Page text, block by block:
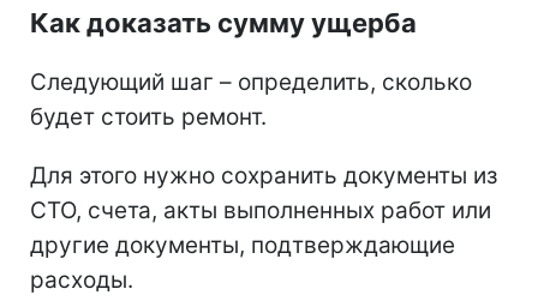
Как доказать сумму ущерба
Следующий шаг – определить, сколько
будет стоить ремонт.
Для этого нужно сохранить документы из
СТО, счета, акты выполненных работ или
другие документы, подтверждающие
расходы.